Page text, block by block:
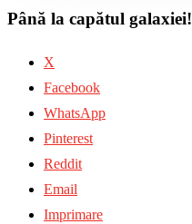
Până la capătul galaxiei!
X
Facebook
WhatsApp
Pinterest
Reddit
Email
Imprimare